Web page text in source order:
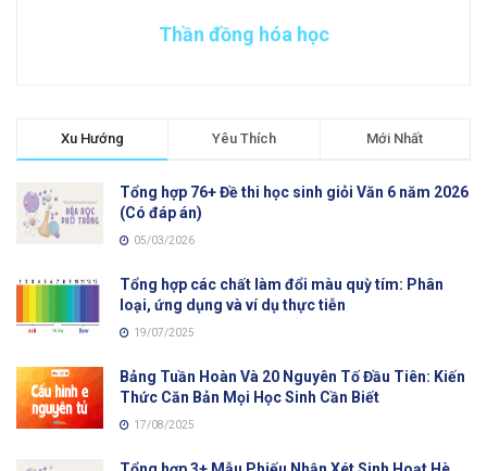
Thần đồng hóa học
Xu Hướng Yêu Thích Mới Nhất
Tổng hợp 76+ Đề thi học sinh giỏi Văn 6 năm 2026
(Có đáp án)
05/03/2026
Tổng hợp các chất làm đổi màu quỳ tím: Phân
loại, ứng dụng và ví dụ thực tiễn
19/07/2025
Bảng Tuần Hoàn Và 20 Nguyên Tố Đầu Tiên: Kiến
Thức Căn Bản Mọi Học Sinh Cần Biết
17/08/2025